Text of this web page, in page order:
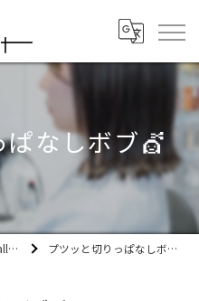
ぱなしボブ💇
プツッと切りっぱなしボブ💇